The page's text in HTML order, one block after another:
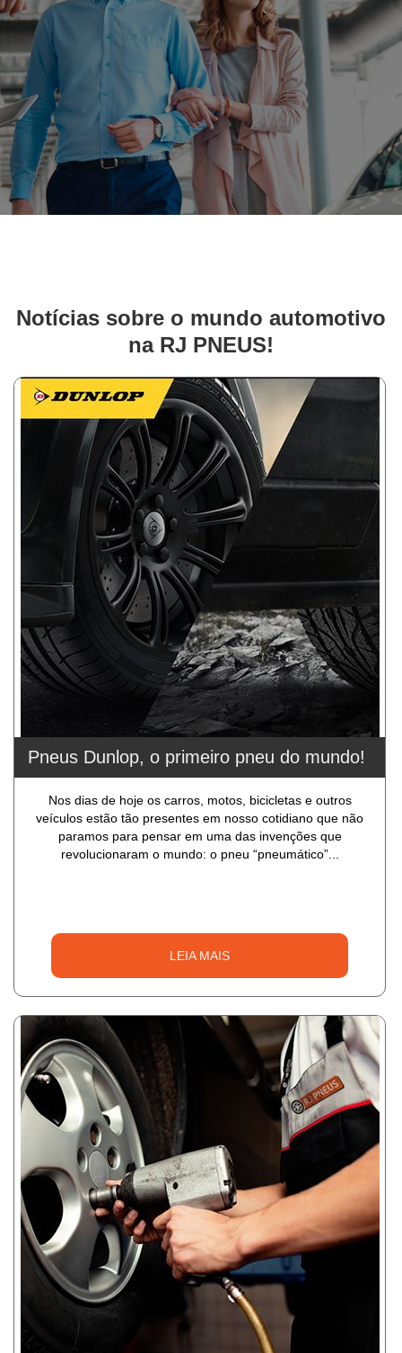
Notícias sobre o mundo automotivo
na RJ PNEUS!
Pneus Dunlop, o primeiro pneu do mundo!
Nos dias de hoje os carros, motos, bicicletas e outros
veículos estão tão presentes em nosso cotidiano que não
paramos para pensar em uma das invenções que
revolucionaram o mundo: o pneu “pneumático”...
LEIA MAIS